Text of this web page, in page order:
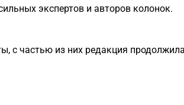
экспертов и авторов колонок.
с частью из них редакция